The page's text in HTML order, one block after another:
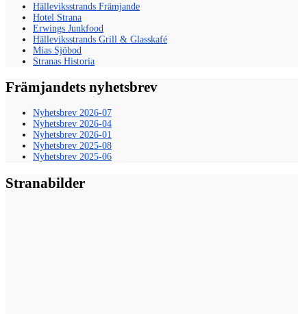
Hälleviksstrands Främjande
Hotel Strana
Erwings Junkfood
Hälleviksstrands Grill & Glasskafé
Mias Sjöbod
Stranas Historia
Främjandets nyhetsbrev
Nyhetsbrev 2026-07
Nyhetsbrev 2026-04
Nyhetsbrev 2026-01
Nyhetsbrev 2025-08
Nyhetsbrev 2025-06
Stranabilder